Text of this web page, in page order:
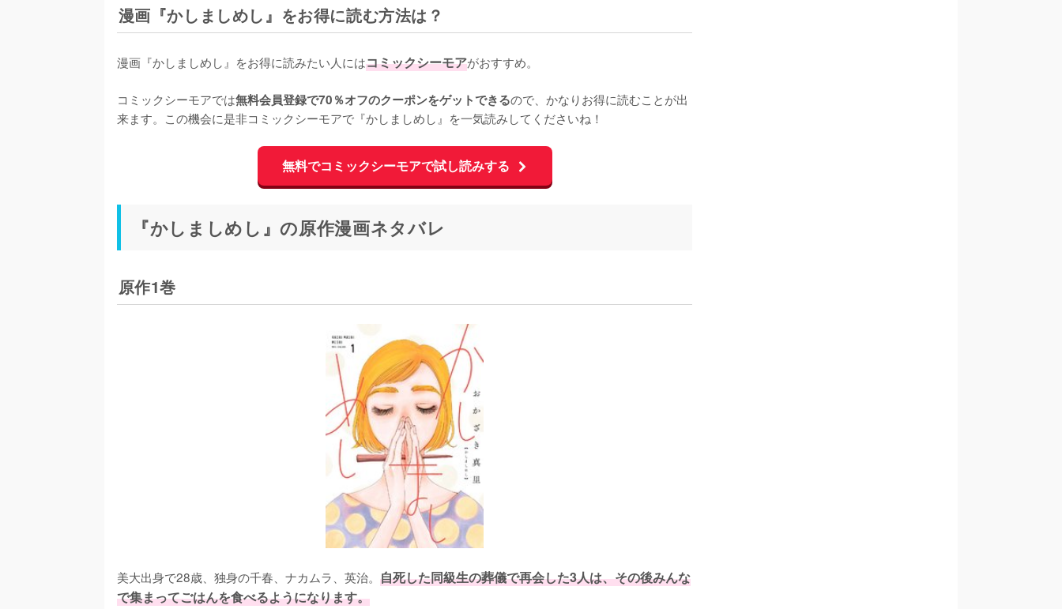
漫画『かしましめし』をお得に読む方法は？
漫画『かしましめし』をお得に読みたい人にはコミックシーモアがおすすめ。
コミックシーモアでは無料会員登録で70％オフのクーポンをゲットできるので、かなりお得に読むことが出
来ます。この機会に是非コミックシーモアで『かしましめし』を一気読みしてくださいね！
無料でコミックシーモアで試し読みする
『かしましめし』の原作漫画ネタバレ
原作1巻
美大出身で28歳、独身の千春、ナカムラ、英治。 自死した同級生の葬儀で再会した3人は、その後みんな
で集まってごはんを食べるようになります。